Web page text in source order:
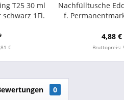
T25 30 ml
1Fl.
€
Nachfülltusche
f.
4,88
Bruttopreis:
0